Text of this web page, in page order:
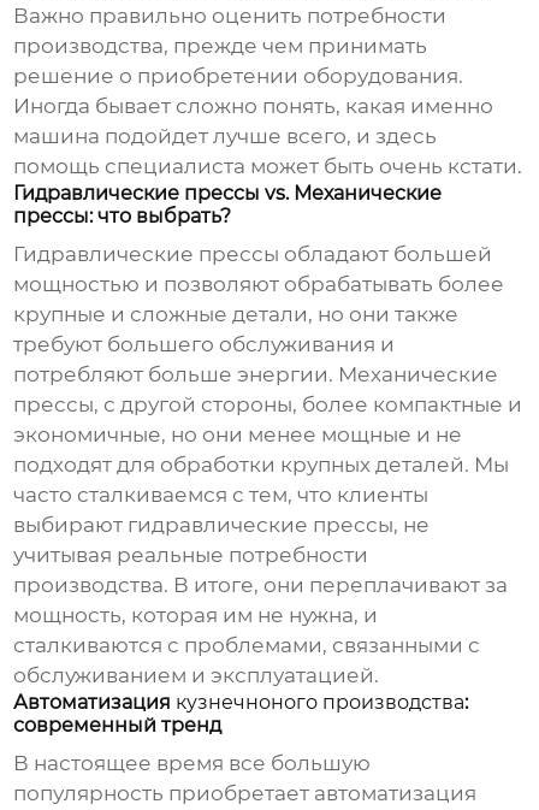
Важно правильно оценить потребности
производства, прежде чем принимать
решение о приобретении оборудования.
Иногда бывает сложно понять, какая именно
машина подойдет лучше всего, и здесь
помощь специалиста может быть очень кстати.
Гидравлические прессы vs. Механические
прессы: что выбрать?
Гидравлические прессы обладают большей
мощностью и позволяют обрабатывать более
крупные и сложные детали, но они также
требуют большего обслуживания и
потребляют больше энергии. Механические
прессы, с другой стороны, более компактные и
экономичные, но они менее мощные и не
подходят для обработки крупных деталей. Мы
часто сталкиваемся с тем, что клиенты
выбирают гидравлические прессы, не
учитывая реальные потребности
производства. В итоге, они переплачивают за
мощность, которая им не нужна, и
сталкиваются с проблемами, связанными с
обслуживанием и эксплуатацией.
Автоматизация кузнечноного производства:
современный тренд
В настоящее время все большую
популярность приобретает автоматизация